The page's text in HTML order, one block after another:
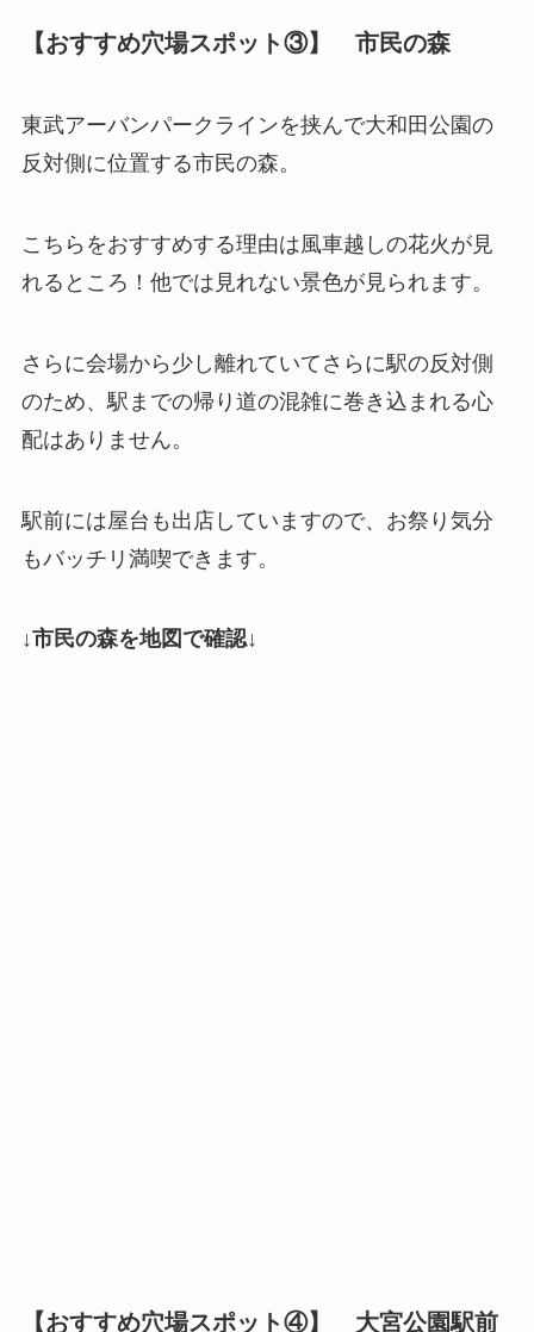
【おすすめ穴場スポット③】 市民の森
東武アーバンパークラインを挟んで大和田公園の
反対側に位置する市民の森。
こちらをおすすめする理由は風車越しの花火が見
れるところ！他では見れない景色が見られます。
さらに会場から少し離れていてさらに駅の反対側
のため、駅までの帰り道の混雑に巻き込まれる心
配はありません。
駅前には屋台も出店していますので、お祭り気分
もバッチリ満喫できます。
↓市民の森を地図で確認↓
【おすすめ穴場スポット④】 大宮公園駅前